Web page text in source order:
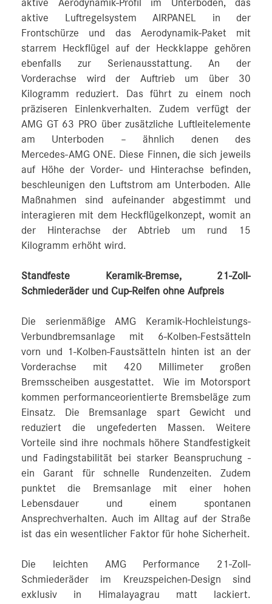
aktive Aerodynamik-Profil im Unterboden, das
aktive Luftregelsystem AIRPANEL in der
Frontschürze und das Aerodynamik-Paket mit
starrem Heckflügel auf der Heckklappe gehören
ebenfalls zur Serienausstattung. An der
Vorderachse wird der Auftrieb um über 30
Kilogramm reduziert. Das führt zu einem noch
präziseren Einlenkverhalten. Zudem verfügt der
AMG GT 63 PRO über zusätzliche Luftleitelemente
am Unterboden – ähnlich denen des
Mercedes‑AMG ONE. Diese Finnen, die sich jeweils
auf Höhe der Vorder- und Hinterachse befinden,
beschleunigen den Luftstrom am Unterboden. Alle
Maßnahmen sind aufeinander abgestimmt und
interagieren mit dem Heckflügelkonzept, womit an
der Hinterachse der Abtrieb um rund 15
Kilogramm erhöht wird.
Standfeste Keramik-Bremse, 21-Zoll-
Schmiederäder und Cup-Reifen ohne Aufpreis
Die serienmäßige AMG Keramik-Hochleistungs-
Verbundbremsanlage mit 6‑Kolben‑Festsätteln
vorn und 1‑Kolben-Faustsätteln hinten ist an der
Vorderachse mit 420 Millimeter großen
Bremsscheiben ausgestattet. Wie im Motorsport
kommen performanceorientierte Bremsbeläge zum
Einsatz. Die Bremsanlage spart Gewicht und
reduziert die ungefederten Massen. Weitere
Vorteile sind ihre nochmals höhere Standfestigkeit
und Fadingstabilität bei starker Beanspruchung ‑
ein Garant für schnelle Rundenzeiten. Zudem
punktet die Bremsanlage mit einer hohen
Lebensdauer und einem spontanen
Ansprechverhalten. Auch im Alltag auf der Straße
ist das ein wesentlicher Faktor für hohe Sicherheit.
Die leichten AMG Performance 21-Zoll-
Schmiederäder im Kreuzspeichen‑Design sind
exklusiv in Himalayagrau matt lackiert.